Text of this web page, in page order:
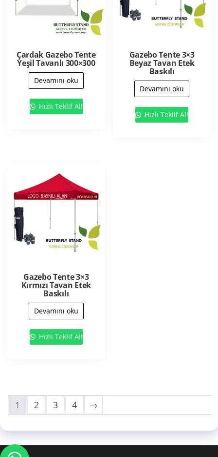
Çardak Gazebo Tente
Yeşil Tavanlı 300×300
Devamını oku
Hızlı Teklif Al!
Gazebo Tente 3×3
Beyaz Tavan Etek
Baskılı
Devamını oku
Hızlı Teklif Al!
Gazebo Tente 3×3
Kırmızı Tavan Etek
Baskılı
Devamını oku
Hızlı Teklif Al!
1 2 3 4 →